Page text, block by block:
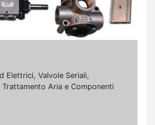
Elettrici, Valvole Seriali,
Aria e Componenti